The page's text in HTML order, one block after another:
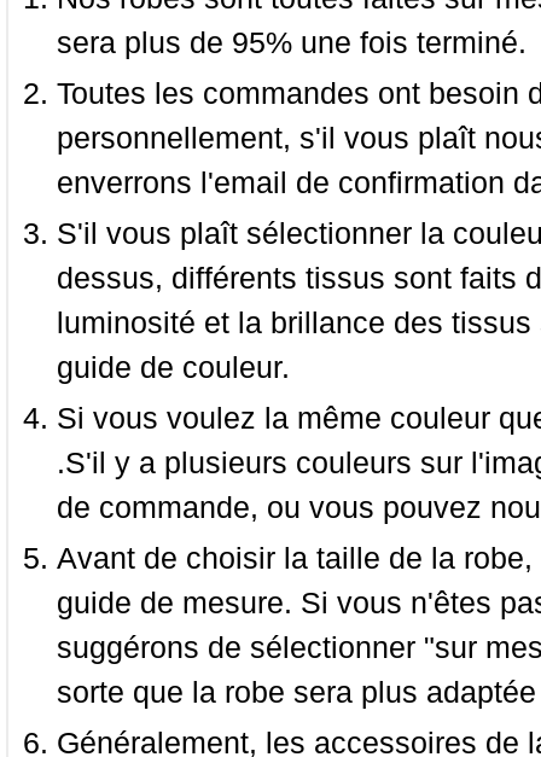
sera plus de 95% une fois terminé.
Toutes les commandes ont besoin
personnellement, s'il vous plaît
enverrons l'email de confirmation
S'il vous plaît sélectionner la
dessus, différents tissus sont faits
luminosité et la brillance des
guide de couleur.
Si vous voulez la même couleur
.S'il y a plusieurs couleurs sur
de commande, ou vous pouvez
Avant de choisir la taille de la
guide de mesure. Si vous n'êtes
suggérons de sélectionner "sur
sorte que la robe sera plus
Généralement, les accessoires de